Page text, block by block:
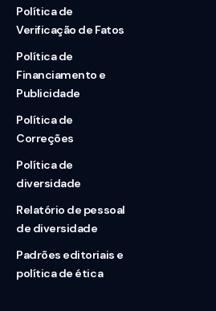
Política de
Verificação de Fatos
Política de
Financiamento e
Publicidade
Política de
Correções
Política de
diversidade
Relatório de pessoal
de diversidade
Padrões editoriais e
política de ética